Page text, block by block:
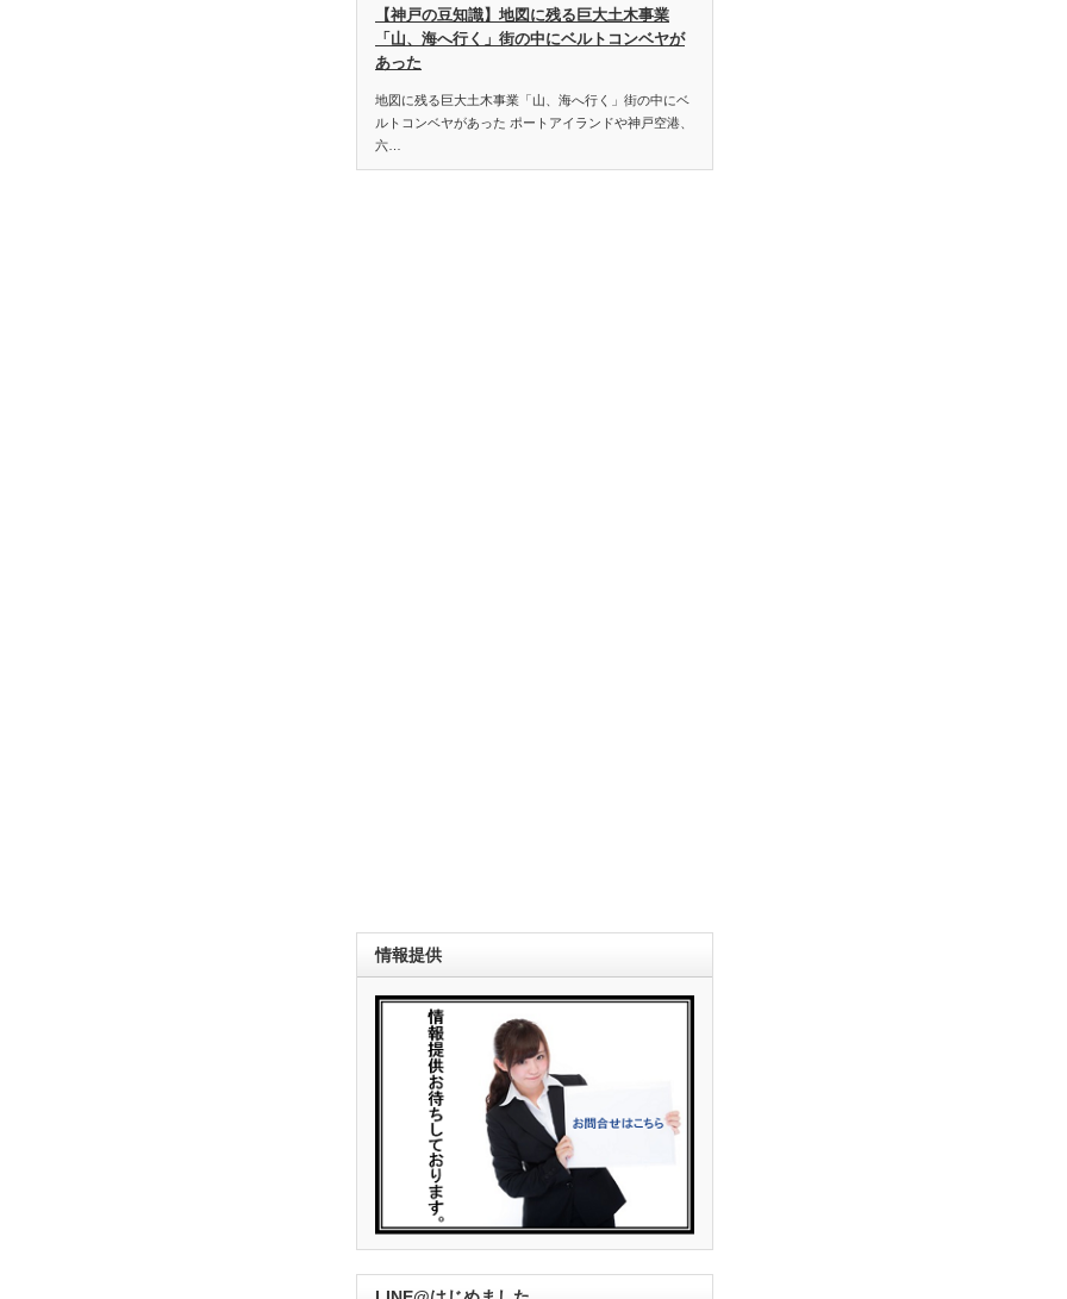
【神戸の豆知識】地図に残る巨大土木事業
「山、海へ行く」街の中にベルトコンベヤが
あった
地図に残る巨大土木事業「山、海へ行く」街の中にベ
ルトコンベヤがあった ポートアイランドや神戸空港、
六…
情報提供